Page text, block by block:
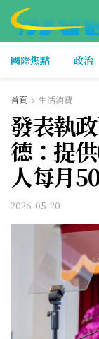
國際焦點 政治
首頁 生活消費
發表執
德：提
人每月
2026-05-20